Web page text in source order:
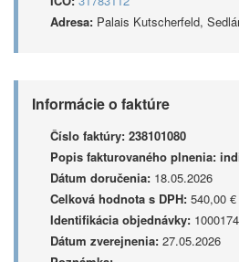
Adresa: Palais Kutscherfeld,
Informácie o faktúre
Číslo faktúry: 238101080
Popis fakturovaného plnenia:
Dátum doručenia: 18.05.2026
Celková hodnota s DPH: 540,00
Identifikácia objednávky:
Dátum zverejnenia: 27.05.2026